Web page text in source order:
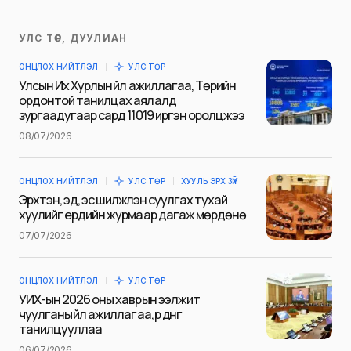
Таны имэйл хаягийг нийтлэхгүй.
тэмдэглэсэн
Сэтгэгдэл*
Name
УЛС ТӨР, ДУУЛИАН
ОНЦЛОХ НИЙТЛЭЛ УЛС ТӨР
Улсын Их Хурлын үйл ажиллагаа, Төрийн
ордонтой танилцах аялалд
зургаадугаар сард 11019 иргэн оролцжээ
08/07/2026
ОНЦЛОХ НИЙТЛЭЛ УЛС ТӨР ХУУЛЬ ЭРХ ЗҮЙ
Эрхтэн, эд, эс шилжүүлэн суулгах тухай
хуулийг ердийн журмаар дагаж мөрдөнө
07/07/2026
ОНЦЛОХ НИЙТЛЭЛ УЛС ТӨР
УИХ-ын 2026 оны хаврын ээлжит
чуулганы үйл ажиллагаа, үр дүнг
танилцууллаа